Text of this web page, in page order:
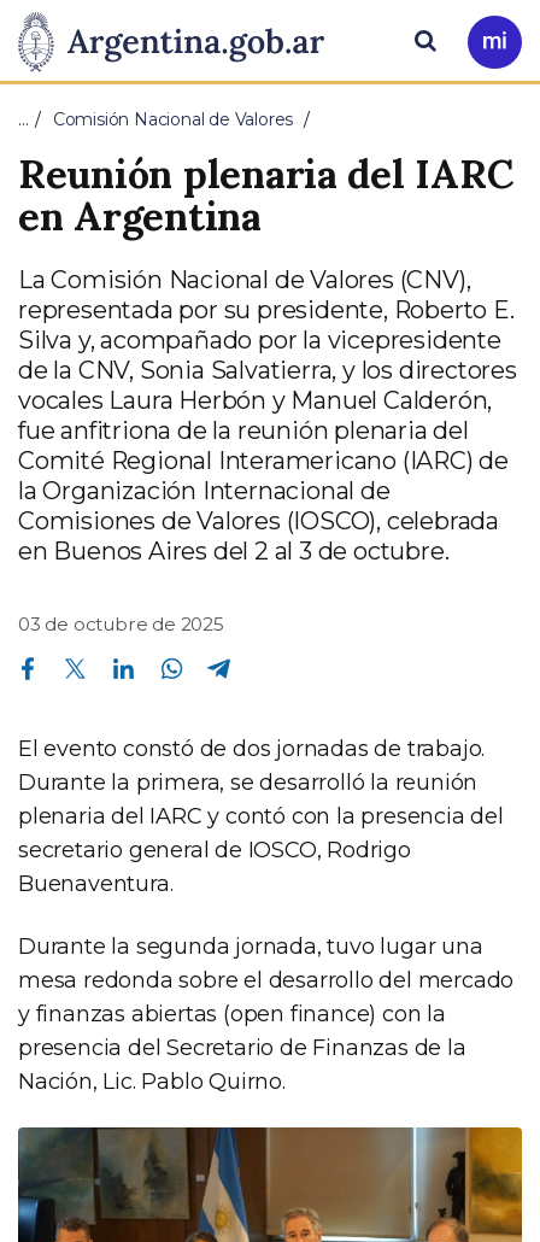
Presidencia
de
la
Nación
Pasar al contenido principal
Ir
a
Buscar
… Comisión Nacional de Valores
Reunión plenaria del IARC
en Argentina
La Comisión Nacional de Valores (CNV),
representada por su presidente, Roberto E.
Silva y, acompañado por la vicepresidente
de la CNV, Sonia Salvatierra, y los directores
vocales Laura Herbón y Manuel Calderón,
fue anfitriona de la reunión plenaria del
Comité Regional Interamericano (IARC) de
la Organización Internacional de
Comisiones de Valores (IOSCO), celebrada
en Buenos Aires del 2 al 3 de octubre.
03 de octubre de 2025
Compartir en Facebook Compartir en Twitter Compartir en Linkedin Compartir en Whatsapp
El evento constó de dos jornadas de trabajo.
Durante la primera, se desarrolló la reunión
plenaria del IARC y contó con la presencia del
secretario general de IOSCO, Rodrigo
Buenaventura.
Durante la segunda jornada, tuvo lugar una
mesa redonda sobre el desarrollo del mercado
y finanzas abiertas (open finance) con la
presencia del Secretario de Finanzas de la
Nación, Lic. Pablo Quirno.